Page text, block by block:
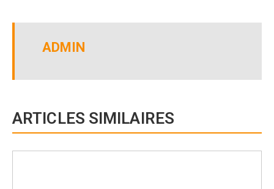
ADMIN
ARTICLES SIMILAIRES